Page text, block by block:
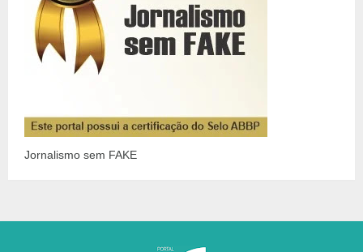
Jornalismo sem FAKE